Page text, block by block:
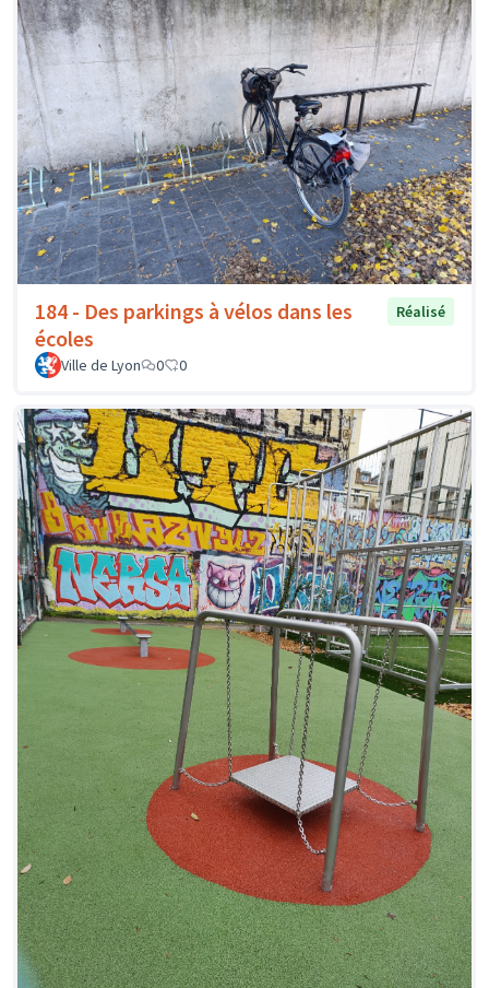
184 - Des parkings à vélos dans les
écoles
Réalisé
Ville de Lyon 0 0